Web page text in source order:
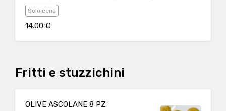
GENOVESE
Solo cena
14.00 €
Fritti e stuzzichini
OLIVE ASCOLANE 8 PZ